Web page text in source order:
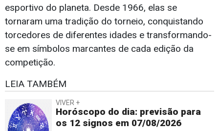
esportivo do planeta. Desde 1966, elas se
tornaram uma tradição do torneio, conquistando
torcedores de diferentes idades e transformando-
se em símbolos marcantes de cada edição da
competição.
LEIA TAMBÉM
VIVER +
Horóscopo do dia: previsão para
os 12 signos em 07/08/2026